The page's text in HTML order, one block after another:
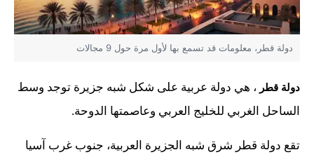
دولة قطر، معلومات قد تسمع بها لأول مرة حول 9 مجالات
دولة قطر ، هي دولة عربية على شكل شبه جزيرة توجد وسط
الساحل الغربي للخليج العربي وعاصمتها الدوحة.
تقع دولة قطر شرق شبه الجزيرة العربية، جنوب غرب آسيا